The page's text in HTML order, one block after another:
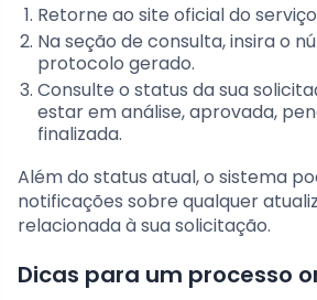
Retorne ao site oficial do
Na seção de consulta, insira o
protocolo gerado.
Consulte o status da sua
estar em análise, aprovada,
finalizada.
Além do status atual, o sistema
notificações sobre qualquer
relacionada à sua solicitação.
Dicas para um processo